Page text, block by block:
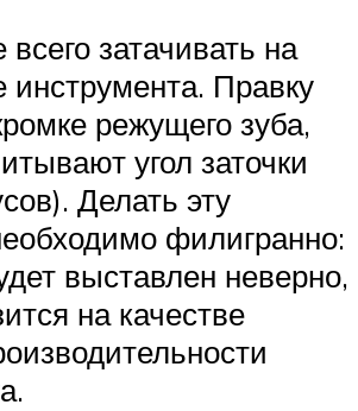
затачивать на
Правку
режущего зуба,
угол заточки
Делать эту
филигранно:
выставлен неверно,
на качестве